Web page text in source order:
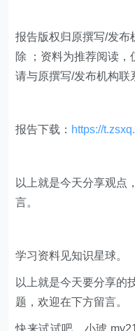
报告版权归原撰写/发布
除 ；资料为推荐阅读，
请与原撰写/发布机构联
报告下载： https://
以上就是今天分享观点
言。
学习资料见知识星球。
以上就是今天要分享的
题，欢迎在下方留言。
快来试试吧，小琥